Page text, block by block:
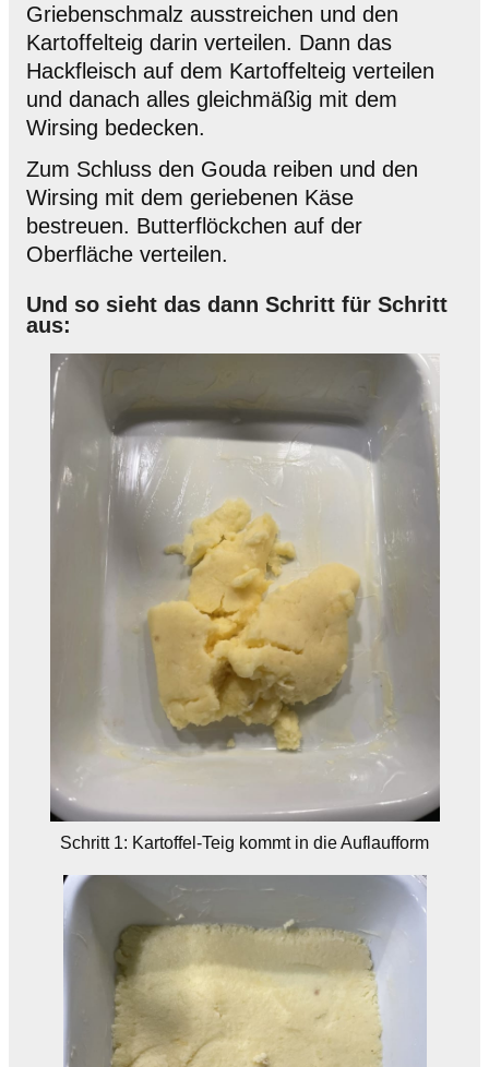
Griebenschmalz ausstreichen und den
Kartoffelteig darin verteilen. Dann das
Hackfleisch auf dem Kartoffelteig verteilen
und danach alles gleichmäßig mit dem
Wirsing bedecken.
Zum Schluss den Gouda reiben und den
Wirsing mit dem geriebenen Käse
bestreuen. Butterflöckchen auf der
Oberfläche verteilen.
Und so sieht das dann Schritt für Schritt
aus:
Schritt 1: Kartoffel-Teig kommt in die Auflaufform